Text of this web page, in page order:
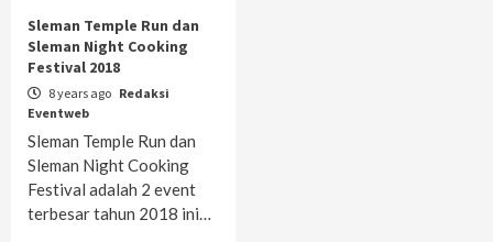
Sleman Temple Run dan
Sleman Night Cooking
Festival 2018
8 years ago Redaksi
Eventweb
Sleman Temple Run dan
Sleman Night Cooking
Festival adalah 2 event
terbesar tahun 2018 ini…